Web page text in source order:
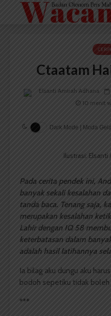
Ctaatam
Elsanti Amirah Adhana
10 menit
Dark Mode | Moda
Ilustrasi: Elsanti
Pada cerita pendek ini,
banyak sekali kesalahan
tanda baca. Tenang saja,
merupakan kesalahan
Lahir dengan IQ 58
keterbatasan dalam
adalah hasil latihannya
Ia bilag aku dungu aku
bodoh sepetiku tidak boleh
***